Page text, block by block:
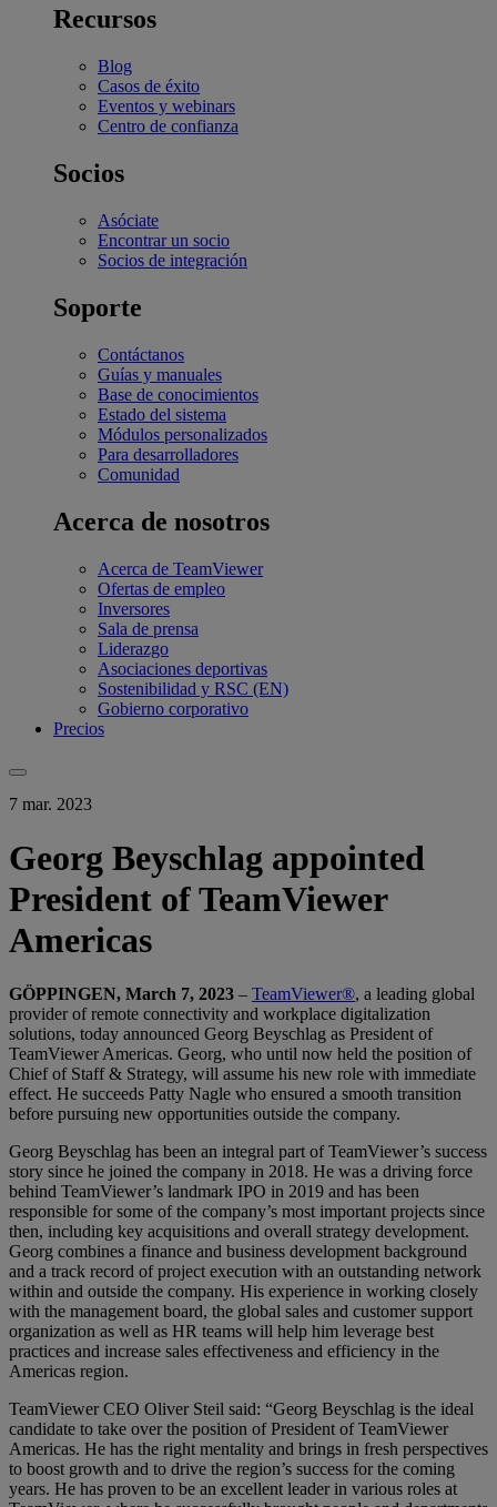
Recursos
Blog
Casos de éxito
Eventos y webinars
Centro de confianza
Socios
Asóciate
Encontrar un socio
Socios de integración
Soporte
Contáctanos
Guías y manuales
Base de conocimientos
Estado del sistema
Módulos personalizados
Para desarrolladores
Comunidad
Acerca de nosotros
Acerca de TeamViewer
Ofertas de empleo
Inversores
Sala de prensa
Liderazgo
Asociaciones deportivas
Sostenibilidad y RSC (EN)
Gobierno corporativo
Precios
7 mar. 2023
Georg Beyschlag appointed
President of TeamViewer
Americas
GÖPPINGEN, March 7, 2023 – TeamViewer®, a leading global
provider of remote connectivity and workplace digitalization
solutions, today announced Georg Beyschlag as President of
TeamViewer Americas. Georg, who until now held the position of
Chief of Staff & Strategy, will assume his new role with immediate
effect. He succeeds Patty Nagle who ensured a smooth transition
before pursuing new opportunities outside the company.
Georg Beyschlag has been an integral part of TeamViewer’s success
story since he joined the company in 2018. He was a driving force
behind TeamViewer’s landmark IPO in 2019 and has been
responsible for some of the company’s most important projects since
then, including key acquisitions and overall strategy development.
Georg combines a finance and business development background
and a track record of project execution with an outstanding network
within and outside the company. His experience in working closely
with the management board, the global sales and customer support
organization as well as HR teams will help him leverage best
practices and increase sales effectiveness and efficiency in the
Americas region.
TeamViewer CEO Oliver Steil said: “Georg Beyschlag is the ideal
candidate to take over the position of President of TeamViewer
Americas. He has the right mentality and brings in fresh perspectives
to boost growth and to drive the region’s success for the coming
years. He has proven to be an excellent leader in various roles at